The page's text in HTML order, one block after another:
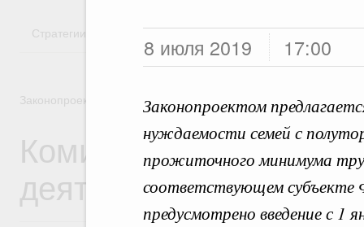
8 июля 2019 17:00
Законопроектом
нуждаемости семей с
прожиточного минимума
соответствующем субъекте
предусмотрено введение с 1
Стратегии Государственные программы
Законопроектная деятельность
Комиссия
деятельности